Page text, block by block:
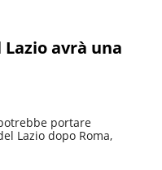
avrà una
portare
Lazio dopo Roma,